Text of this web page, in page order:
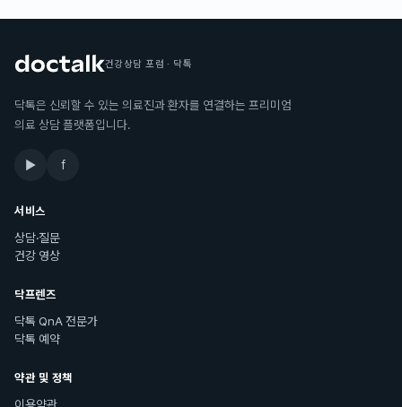
건강상담 포럼 · 닥톡
닥톡은 신뢰할 수 있는 의료진과 환자를 연결하는 프리미엄
의료 상담 플랫폼입니다.
▶ f
서비스
상담·질문
건강 영상
닥프렌즈
닥톡 QnA 전문가
닥톡 예약
약관 및 정책